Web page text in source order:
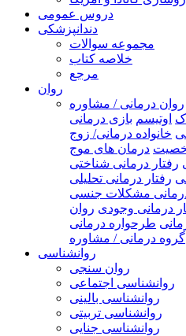
دروس عمومی
دندانپزشکی
مجموعه سوالات
خلاصه کتاب
مرجع
روان
روان درمانی / مشاوره
اوتیسم بازی درمانی
خانواده درمانی/ زوج
درمان های موج
رفتار درمانی شناختی
رفتار درمانی تحلیلی
درمانی مشکلات جنسی
درمانی وجودی روان
طرحواره درمانی
گروه درمانی / مشاوره
روانشناسی
روان سنجی
روانشناسی اجتماعی
روانشناسی بالینی
روانشناسی تربیتی
روانشناسی جنایی